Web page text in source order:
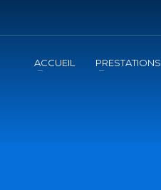
ACCUEIL PRESTATIONS